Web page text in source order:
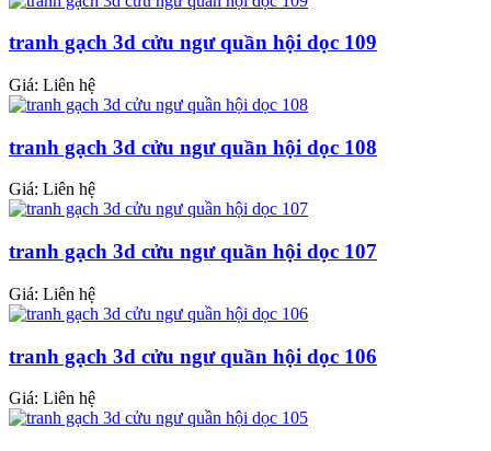
tranh gạch 3d cửu ngư quần hội dọc 109
Giá: Liên hệ
tranh gạch 3d cửu ngư quần hội dọc 108
Giá: Liên hệ
tranh gạch 3d cửu ngư quần hội dọc 107
Giá: Liên hệ
tranh gạch 3d cửu ngư quần hội dọc 106
Giá: Liên hệ